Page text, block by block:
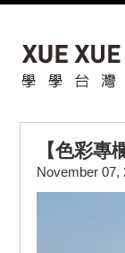
【色彩
November 07,